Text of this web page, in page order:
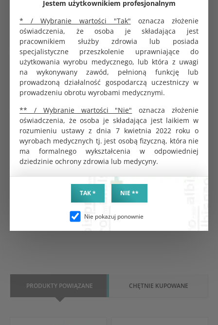
Jestem użytkownikiem profesjonalnym
* / Wybranie wartości "Tak" oznacza złożenie
oświadczenia, że osoba je składająca jest
pracownikiem służby zdrowia lub posiada
specjalistyczne przeszkolenie uprawniające do
użytkowania wyrobu medycznego, lub która z uwagi
na wykonywany zawód, pełnioną funkcję lub
prowadzoną działalność gospodarczą uczestniczy w
prowadzeniu obrotu wyrobami medycznymi.
** / Wybranie wartości "Nie" oznacza złożenie
oświadczenia, że osoba je składająca jest laikiem w
rozumieniu ustawy z dnia 7 kwietnia 2022 roku o
wyrobach medycznych tj. jest osobą fizyczną, która nie
ma formalnego wykształcenia w odpowiedniej
dziedzinie ochrony zdrowia lub medycyny.
TAK * NIE **
Nie pokazuj ponownie
Żel do USG Żelpol CMP bezbarwny 500ml
6.89 zł
Wazelina kosmetyczna Vaseline Original Protecting
Jelly nawilżająca 50ml
13.80 zł
Lanolina 100% Czysta - naturalna maść
regenerująca na brodawki i suchą skórę
12.98 zł
PRODUKTY POWIĄZANE CHĘTNIE KUPOWANE